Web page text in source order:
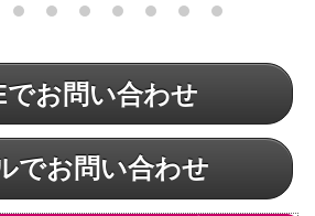
でお問い合わせ
でお問い合わせ